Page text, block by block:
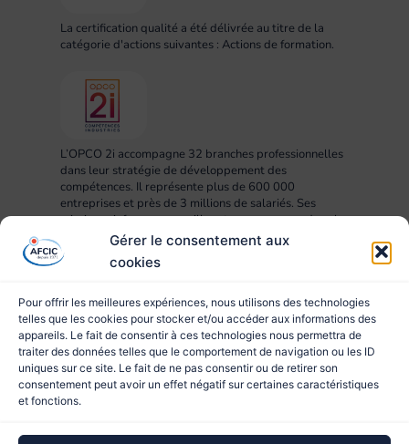
Gérer le consentement aux
cookies
Pour offrir les meilleures expériences, nous utilisons des technologies
telles que les cookies pour stocker et/ou accéder aux informations des
appareils. Le fait de consentir à ces technologies nous permettra de
traiter des données telles que le comportement de navigation ou les ID
uniques sur ce site. Le fait de ne pas consentir ou de retirer son
consentement peut avoir un effet négatif sur certaines caractéristiques
et fonctions.
La certification qualité a été délivrée au titre de la
catégorie d'actions suivantes : Actions de formation.
L’OPCO 2i accompagne 32 branches professionnelles
dans leur stratégie de développement des
compétences. Il représente plus de 600 000
entreprises et près de 3 millions de salariés. Ses
missions : informer, conseiller et accompagner dans la
mise en œuvre des projets RH, compétences,
formation et apprentissage.